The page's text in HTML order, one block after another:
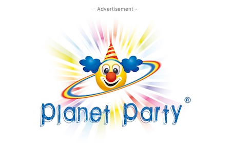
- Advertisement -